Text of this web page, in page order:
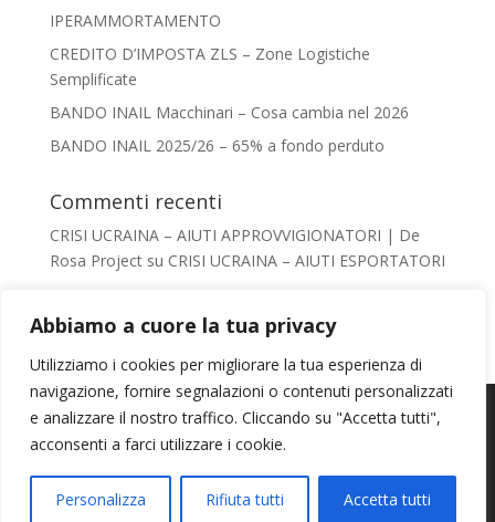
Abbiamo a cuore la tua privacy
Utilizziamo i cookies per migliorare la tua esperienza di
navigazione, fornire segnalazioni o contenuti personalizzati
e analizzare il nostro traffico. Cliccando su "Accetta tutti",
acconsenti a farci utilizzare i cookie.
Personalizza Rifiuta tutti Accetta tutti
IPERAMMORTAMENTO
CREDITO D’IMPOSTA ZLS – Zone Logistiche
Semplificate
BANDO INAIL Macchinari – Cosa cambia nel 2026
BANDO INAIL 2025/26 – 65% a fondo perduto
Commenti recenti
CRISI UCRAINA – AIUTI APPROVVIGIONATORI | De
Rosa Projectsu CRISI UCRAINA – AIUTI ESPORTATORI
VADEMECUM
chiarasu AIUTI AL TURISMO – VADEMECUM
Giacomo De Rosa suIMPRESA SICURA
Mail:info@derosaproject.it- Tel: 0585856649
Seguici su
©2024 De Rosa Project Srl - Via Podenzana, 10 -
54033 CARRARA (MS)
Usiamo i cookie per fornirti la miglior esperienza d'uso e
You can find out more about which cookies we are using or